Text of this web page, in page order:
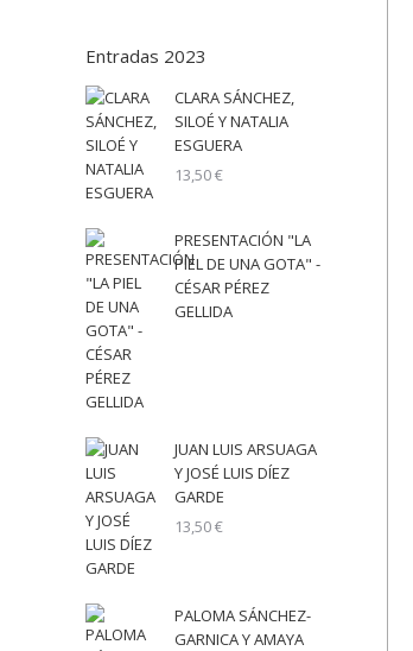
Entradas 2023
CLARA SÁNCHEZ,
SILOÉ Y NATALIA
ESGUERA
13,50€
PRESENTACIÓN "LA
PIEL DE UNA GOTA" -
CÉSAR PÉREZ
GELLIDA
JUAN LUIS ARSUAGA
Y JOSÉ LUIS DÍEZ
GARDE
13,50€
PALOMA SÁNCHEZ-
GARNICA Y AMAYA